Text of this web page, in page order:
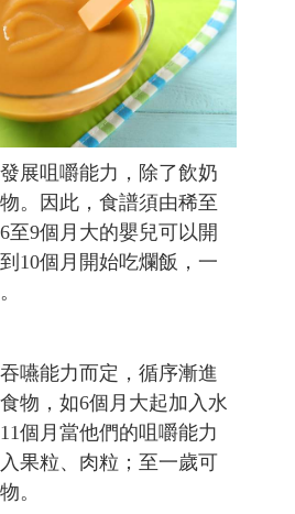
展咀嚼能力，除了飲奶
。因此，食譜須由稀至
至9個月大的嬰兒可以開
10個月開始吃爛飯，一
嚥能力而定，循序漸進
物，如6個月大起加入水
個月當他們的咀嚼能力
果粒、肉粒；至一歲可
。